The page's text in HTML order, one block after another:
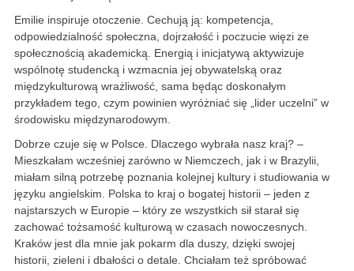
Emilie inspiruje otoczenie. Cechują ją: kompetencja,
odpowiedzialność społeczna, dojrzałość i poczucie więzi ze
społecznością akademicką. Energią i inicjatywą aktywizuje
wspólnotę studencką i wzmacnia jej obywatelską oraz
międzykulturową wrażliwość, sama będąc doskonałym
przykładem tego, czym powinien wyróżniać się „lider uczelni” w
środowisku międzynarodowym.
Dobrze czuje się w Polsce. Dlaczego wybrała nasz kraj? –
Mieszkałam wcześniej zarówno w Niemczech, jak i w Brazylii,
miałam silną potrzebę poznania kolejnej kultury i studiowania w
języku angielskim. Polska to kraj o bogatej historii – jeden z
najstarszych w Europie – który ze wszystkich sił starał się
zachować tożsamość kulturową w czasach nowoczesnych.
Kraków jest dla mnie jak pokarm dla duszy, dzięki swojej
historii, zieleni i dbałości o detale. Chciałam też spróbować